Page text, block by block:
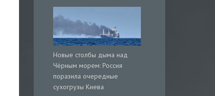
Новые столбы дыма над
Чёрным морем: Россия
поразила очередные
сухогрузы Киева